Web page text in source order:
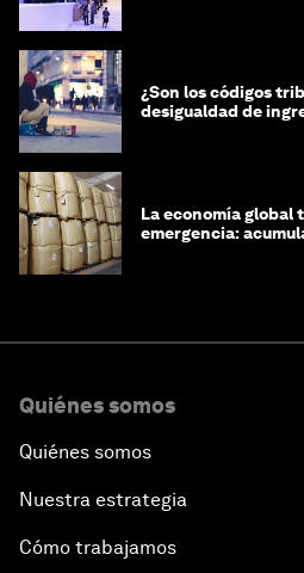
¿Son los códigos
desigualdad de
La economía global
emergencia:
Quiénes somos
Quiénes somos
Nuestra estrategia
Cómo trabajamos